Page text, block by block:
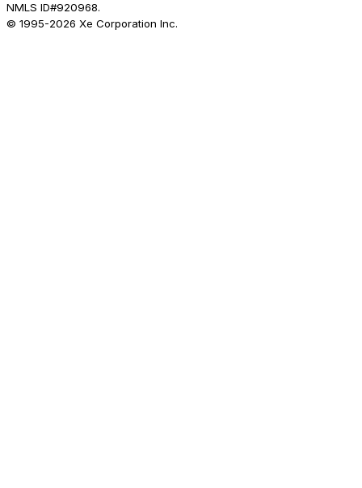
NMLS ID#920968.
© 1995-2026 Xe Corporation Inc.